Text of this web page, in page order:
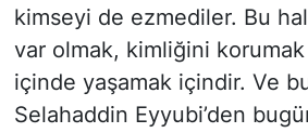
kimseyi de ezmediler. Bu
var olmak, kimliğini
içinde yaşamak içindir. Ve
Selahaddin Eyyubi’den